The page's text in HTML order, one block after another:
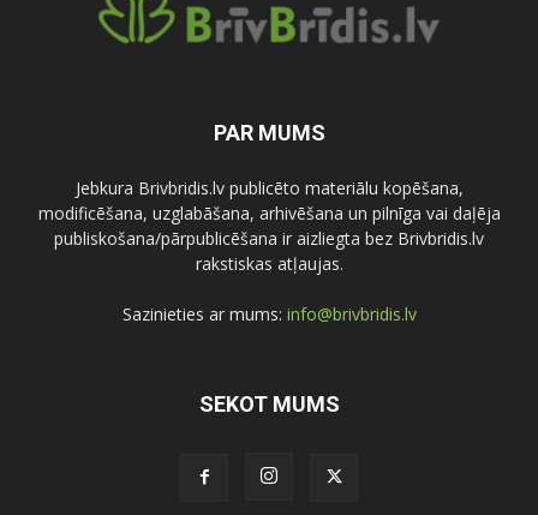
PAR MUMS
Jebkura Brivbridis.lv publicēto materiālu kopēšana,
modificēšana, uzglabāšana, arhivēšana un pilnīga vai daļēja
publiskošana/pārpublicēšana ir aizliegta bez Brivbridis.lv
rakstiskas atļaujas.
Sazinieties ar mums: info@brivbridis.lv
SEKOT MUMS